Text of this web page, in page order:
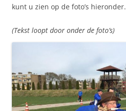
kunt u zien op de foto’s hieronder.
(Tekst loopt door onder de foto’s)